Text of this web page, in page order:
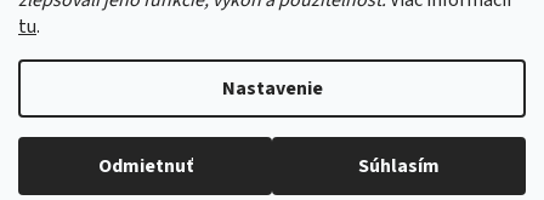
tu.
Nastavenie
Odmietnuť Súhlasím
Copyright 2026EMKOpapier. Všetky práva vyhradené.Upraviť